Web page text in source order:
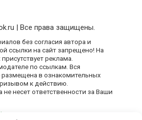
| Все права защищены.
без согласия автора и
ссылки на сайт запрещено! На
реклама.
по ссылкам. Вся
в ознакомительных
к действию.
несет ответственности за Ваши